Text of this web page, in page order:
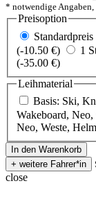
* notwendige
Preisoption
Standardpreis
(-10.50 €)
1
(-35.00 €)
Leihmaterial
Basis: Ski,
Wakeboard,
Neo, Weste,
close